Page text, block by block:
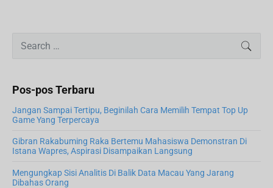
a
y
i
d
e
b
c
h
f
r
Pos-pos Terbaru
Jangan Sampai Tertipu, Beginilah Cara Memilih Tempat Top Up
Game Yang Terpercaya
Gibran Rakabuming Raka Bertemu Mahasiswa Demonstran Di
Istana Wapres, Aspirasi Disampaikan Langsung
Mengungkap Sisi Analitis Di Balik Data Macau Yang Jarang
Dibahas Orang